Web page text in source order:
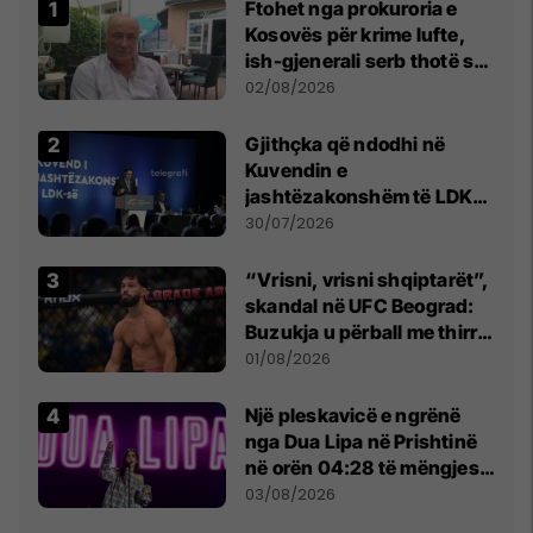
Ftohet nga prokuroria e
Kosovës për krime lufte,
ish-gjenerali serb thotë se
dikush e tradhtoi në
02/08/2026
Gjithçka që ndodhi në
Kuvendin e
jashtëzakonshëm të LDK-
së
30/07/2026
“Vrisni, vrisni shqiptarët”,
skandal në UFC Beograd:
Buzukja u përball me thirrje
anti-shqiptare nga
01/08/2026
Një pleskavicë e ngrënë
nga Dua Lipa në Prishtinë
në orën 04:28 të mëngjesit
- dhe bota digjitale serbe
03/08/2026